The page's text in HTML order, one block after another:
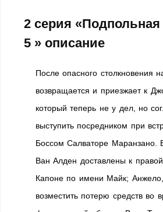
2 серия
5 » описание
После опасного столкновения
возвращается и приезжает к
который теперь не у дел, но
выступить посредником при
Боссом Салваторе Маранзано.
Ван Алден доставлены к
Капоне по имени Майк;
возместить потерю средств во